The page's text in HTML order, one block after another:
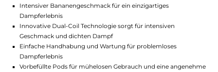
GTIN: 4262423770045
Highlights:
Intensiver Bananengeschmack für ein einzigartiges
Dampferlebnis